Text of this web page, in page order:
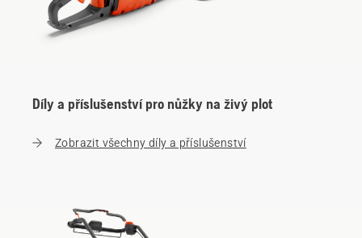
Díly a příslušenství pro nůžky na živý plot
Zobrazit všechny díly a příslušenství